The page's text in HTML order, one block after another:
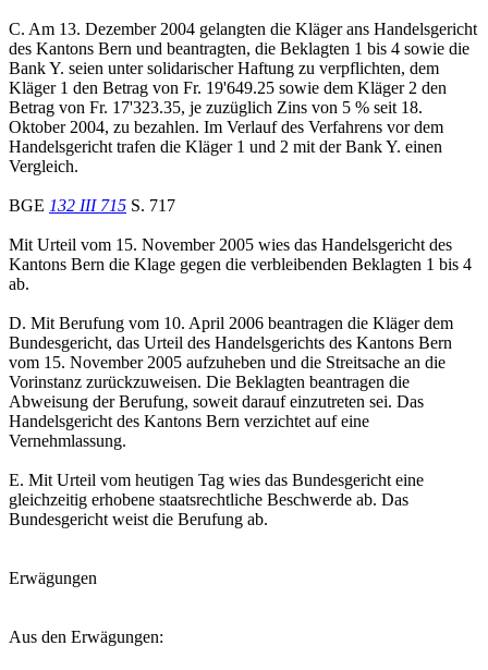
C. Am 13. Dezember 2004 gelangten die Kläger ans Handelsgericht
des Kantons Bern und beantragten, die Beklagten 1 bis 4 sowie die
Bank Y. seien unter solidarischer Haftung zu verpflichten, dem
Kläger 1 den Betrag von Fr. 19'649.25 sowie dem Kläger 2 den
Betrag von Fr. 17'323.35, je zuzüglich Zins von 5 % seit 18.
Oktober 2004, zu bezahlen. Im Verlauf des Verfahrens vor dem
Handelsgericht trafen die Kläger 1 und 2 mit der Bank Y. einen
Vergleich.
BGE 132 III 715 S. 717
Mit Urteil vom 15. November 2005 wies das Handelsgericht des
Kantons Bern die Klage gegen die verbleibenden Beklagten 1 bis 4
ab.
D. Mit Berufung vom 10. April 2006 beantragen die Kläger dem
Bundesgericht, das Urteil des Handelsgerichts des Kantons Bern
vom 15. November 2005 aufzuheben und die Streitsache an die
Vorinstanz zurückzuweisen. Die Beklagten beantragen die
Abweisung der Berufung, soweit darauf einzutreten sei. Das
Handelsgericht des Kantons Bern verzichtet auf eine
Vernehmlassung.
E. Mit Urteil vom heutigen Tag wies das Bundesgericht eine
gleichzeitig erhobene staatsrechtliche Beschwerde ab. Das
Bundesgericht weist die Berufung ab.
Erwägungen
Aus den Erwägungen: